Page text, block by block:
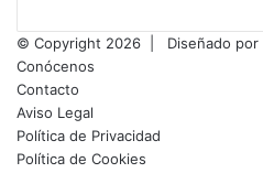
© Copyright 2026 | Diseñado por
Conócenos
Contacto
Aviso Legal
Política de Privacidad
Política de Cookies